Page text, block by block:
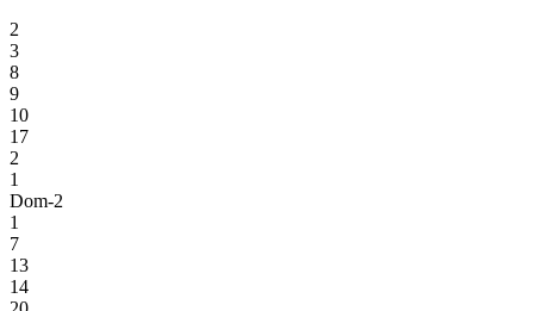
2
3
8
9
10
17
2
1
Dom-2
1
7
13
14